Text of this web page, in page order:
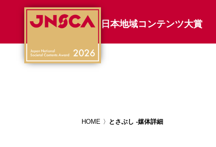
日本地域コンテンツ大賞
HOME とさぶし -媒体詳細